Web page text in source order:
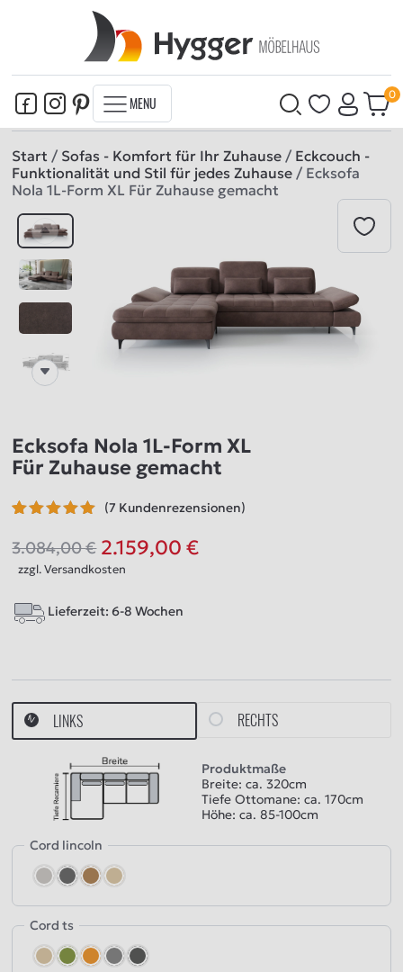
MENU
Start / Sofas - Komfort für Ihr Zuhause / Eckcouch -
Funktionalität und Stil für jedes Zuhause / Ecksofa
Nola 1L-Form XL Für Zuhause gemacht
Ecksofa Nola 1L-Form XL
Für Zuhause gemacht
mit5.00
von 5,
basierend
Kundenbewertungen
(7 Kundenrezensionen)
3.084,00€
Ursprünglicher
Preis
3.084,00 €
2.159,00€
Aktueller
Preis
2.159,00 €.
zzgl.Versandkosten
Lieferzeit:6-8 Wochen
LINKS RECHTS
Produktmaße
Breite: ca. 320cm
Tiefe Ottomane: ca. 170cm
Höhe: ca. 85-100cm
Cord lincoln
gray darkgray
braun
Cord ts
Hellbeige
Oliv orange
Grau